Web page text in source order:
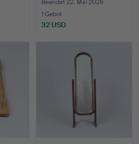
Beendet 22. Mai 2026
1 Gebot
32 USD